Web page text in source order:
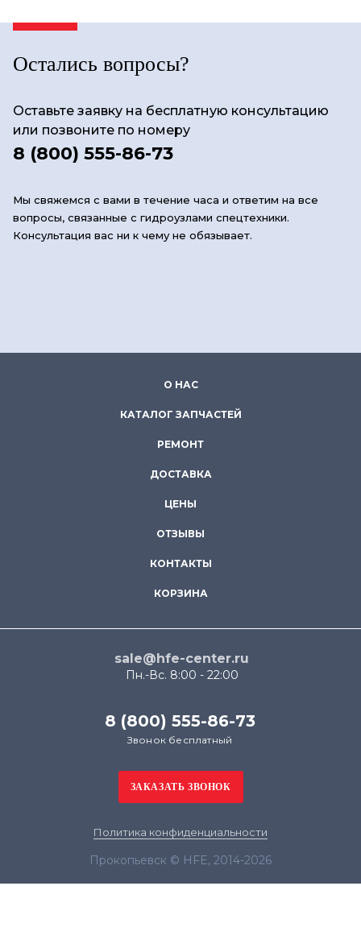
Остались вопросы?
Оставьте заявку на бесплатную консультацию
или позвоните по номеру
8 (800) 555-86-73
Мы свяжемся с вами в течение часа и ответим на все
вопросы, связанные с гидроузлами спецтехники.
Консультация вас ни к чему не обязывает.
О НАС
КАТАЛОГ ЗАПЧАСТЕЙ
РЕМОНТ
ДОСТАВКА
ЦЕНЫ
ОТЗЫВЫ
КОНТАКТЫ
КОРЗИНА
sale@hfe-center.ru
Пн.-Вс. 8:00 - 22:00
8 (800) 555-86-73
Звонок бесплатный
Политика конфиденциальности
Прокопьевск © HFE, 2014-2026